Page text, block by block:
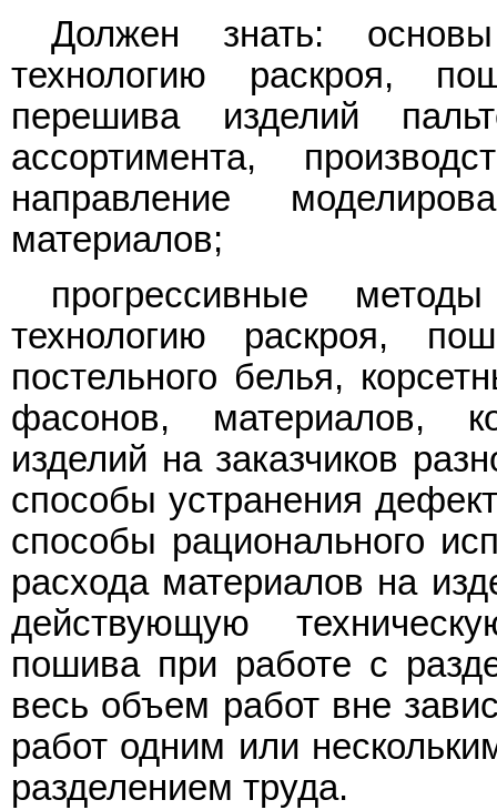
Должен знать:
технологию раскроя,
перешива изделий
ассортимента,
направление
материалов;
прогрессивные
технологию раскроя,
постельного белья,
фасонов, материалов,
изделий на заказчиков
способы устранения
способы рационального
расхода материалов на
действующую
пошива при работе с
весь объем работ вне
работ одним или
разделением труда.